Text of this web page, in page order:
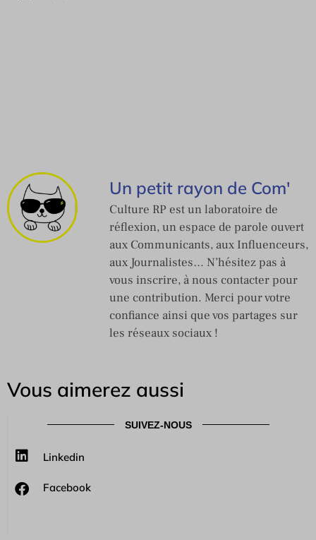
Un petit rayon de Com'
Culture RP est un laboratoire de
réflexion, un espace de parole ouvert
aux Communicants, aux Influenceurs,
aux Journalistes… N’hésitez pas à
vous inscrire, à nous contacter pour
une contribution. Merci pour votre
confiance ainsi que vos partages sur
les réseaux sociaux !
Vous aimerez aussi
SUIVEZ-NOUS
Linkedin
Facebook